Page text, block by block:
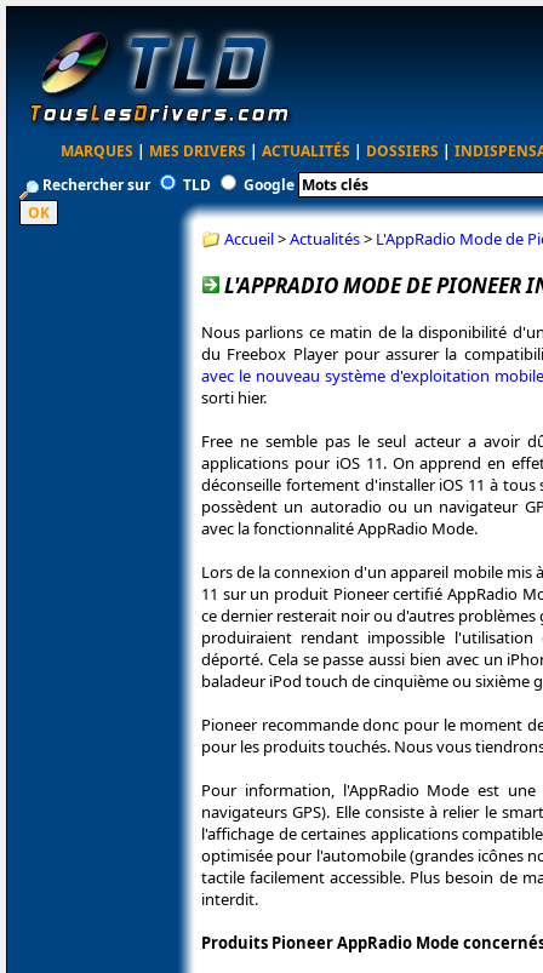
MARQUES | MES DRIVERS | ACTUALITÉS | DOSSIERS |
Rechercher sur
TLD Google
Accueil>Actualités> L'AppRadio Mode de
L'APPRADIO MODE DE PIONEER
Nous parlions ce matin de la disponibilité
du Freebox Player pour assurer la
avec le nouveau système d'exploitation
sorti hier.
Free ne semble pas le seul acteur a avoir
applications pour iOS 11. On apprend en
déconseille fortement d'installer iOS 11 à tous
possèdent un autoradio ou un navigateur
avec la fonctionnalité AppRadio Mode.
Lors de la connexion d'un appareil mobile mis
11 sur un produit Pioneer certifié AppRadio
ce dernier resterait noir ou d'autres problèmes
produiraient rendant impossible l'utilisation
déporté. Cela se passe aussi bien avec un
baladeur iPod touch de cinquième ou sixième
Pioneer recommande donc pour le moment
pour les produits touchés. Nous vous
Pour information, l'AppRadio Mode est
navigateurs GPS). Elle consiste à relier le
l'affichage de certaines applications
optimisée pour l'automobile (grandes icônes
tactile facilement accessible. Plus besoin de
interdit.
Produits Pioneer AppRadio Mode